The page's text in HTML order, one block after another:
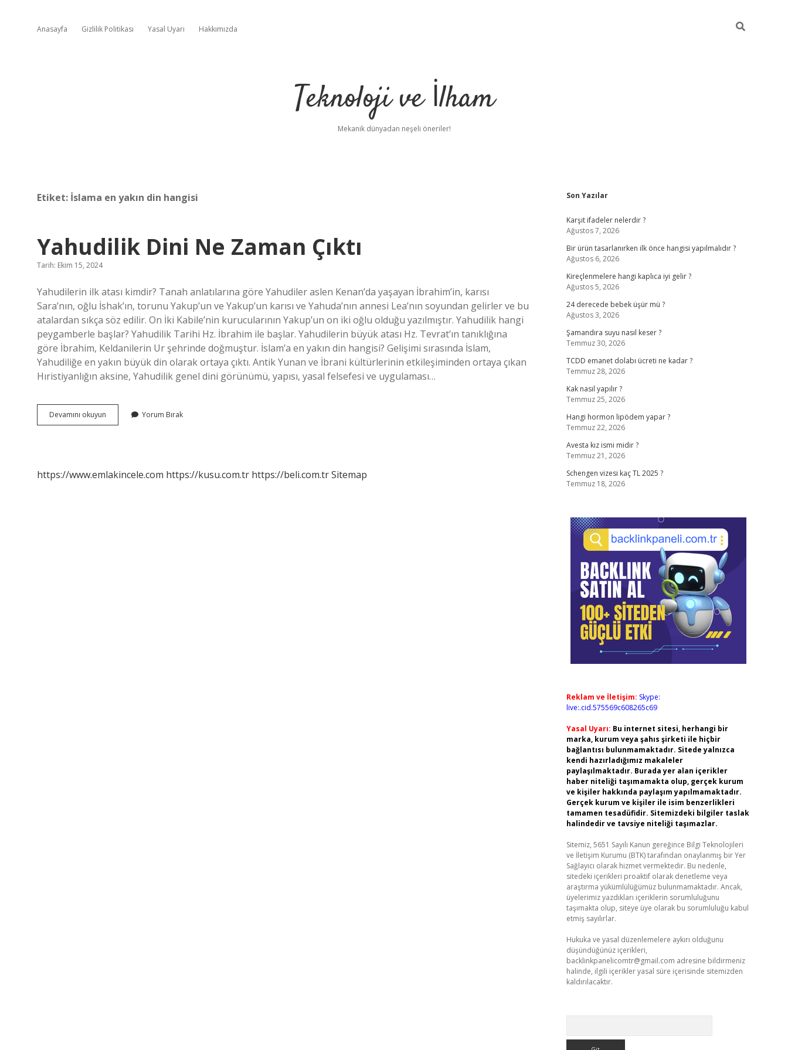
Anasayfa Gizlilik Politikası Yasal Uyarı Hakkımızda
Teknoloji ve İlham
Mekanik dünyadan neşeli öneriler!
Etiket: İslama en yakın din hangisi
Yahudilik Dini Ne Zaman Çıktı
Tarih: Ekim 15, 2024
Yahudilerin ilk atası kimdir? Tanah anlatılarına göre Yahudiler aslen Kenan’da yaşayan İbrahim’in, karısı
Sara’nın, oğlu İshak’ın, torunu Yakup’un ve Yakup’un karısı ve Yahuda’nın annesi Lea’nın soyundan gelirler ve bu
atalardan sıkça söz edilir. On İki Kabile’nin kurucularının Yakup’un on iki oğlu olduğu yazılmıştır. Yahudilik hangi
peygamberle başlar? Yahudilik Tarihi Hz. İbrahim ile başlar. Yahudilerin büyük atası Hz. Tevrat’ın tanıklığına
göre İbrahim, Keldanilerin Ur şehrinde doğmuştur. İslam’a en yakın din hangisi? Gelişimi sırasında İslam,
Yahudiliğe en yakın büyük din olarak ortaya çıktı. Antik Yunan ve İbrani kültürlerinin etkileşiminden ortaya çıkan
Hıristiyanlığın aksine, Yahudilik genel dini görünümü, yapısı, yasal felsefesi ve uygulaması…
Devamını okuyun Yahudilik
Dini
Yorum Bırak
https://www.emlakincele.com https://kusu.com.tr https://beli.com.trSitemap
Sidebar
Son Yazılar
Karşıt ifadeler nelerdir ?
Ağustos 7, 2026
Bir ürün tasarlanırken ilk önce hangisi yapılmalıdır ?
Ağustos 6, 2026
Kireçlenmelere hangi kaplıca iyi gelir ?
Ağustos 5, 2026
24 derecede bebek üşür mü ?
Ağustos 3, 2026
Şamandıra suyu nasıl keser ?
Temmuz 30, 2026
TCDD emanet dolabı ücreti ne kadar ?
Temmuz 28, 2026
Kak nasıl yapılır ?
Temmuz 25, 2026
Hangi hormon lipödem yapar ?
Temmuz 22, 2026
Avesta kız ismi midir ?
Temmuz 21, 2026
Schengen vizesi kaç TL 2025 ?
Temmuz 18, 2026
Reklam ve İletişim: Skype:
live:.cid.575569c608265c69
Yasal Uyarı: Bu internet sitesi, herhangi bir
marka, kurum veya şahıs şirketi ile hiçbir
bağlantısı bulunmamaktadır. Sitede yalnızca
kendi hazırladığımız makaleler
paylaşılmaktadır. Burada yer alan içerikler
haber niteliği taşımamakta olup, gerçek kurum
ve kişiler hakkında paylaşım yapılmamaktadır.
Gerçek kurum ve kişiler ile isim benzerlikleri
tamamen tesadüfidir. Sitemizdeki bilgiler taslak
halindedir ve tavsiye niteliği taşımazlar.
Sitemiz, 5651 Sayılı Kanun gereğince Bilgi Teknolojileri
ve İletişim Kurumu (BTK) tarafından onaylanmış bir Yer
Sağlayıcı olarak hizmet vermektedir. Bu nedenle,
sitedeki içerikleri proaktif olarak denetleme veya
araştırma yükümlülüğümüz bulunmamaktadır. Ancak,
üyelerimiz yazdıkları içeriklerin sorumluluğunu
taşımakta olup, siteye üye olarak bu sorumluluğu kabul
etmiş sayılırlar.
Hukuka ve yasal düzenlemelere aykırı olduğunu
düşündüğünüz içerikleri,
backlinkpanelicomtr@gmail.com adresine bildirmeniz
halinde, ilgili içerikler yasal süre içerisinde sitemizden
kaldırılacaktır.